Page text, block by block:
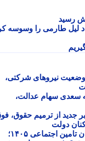
طارمی را وسوسه کرد
۱۴۰۵؛ آخرین وضعیت نیروهای شرکتی،
سهام عدالت،
کارمندان ۱۴۰۵؛ خبر جدید از ترمیم حقوق، فوق
دولت
زمان نهایی پرداخت معوقات بازنشستگان تامین اجتماعی ۱۴۰۵؛